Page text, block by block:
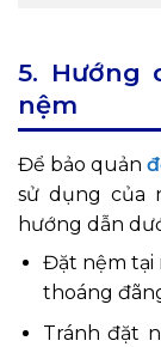
5. Hướng
nệm
Để bảo quản
sử dụng của
hướng dẫn
Đặt nệm tại
thoáng
Tránh đặt